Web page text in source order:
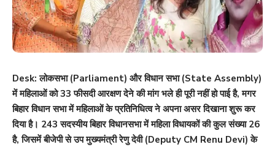
Desk: लोकसभा (Parliament) और विधान सभा (State Assembly)
में महिलाओं को 33 फीसदी आरक्षण देने की मांग भले ही पूरी नहीं हो पाई है, मगर
बिहार विधान सभा में महिलाओं के प्रतिनिधित्‍व ने अपना असर दिखाना शुरू कर
दिया है। 243 सदस्यीय बिहार विधानसभा में महिला विधायकों की कुल संख्या 26
है, जिसमें बीजेपी से उप मुख्‍यमंत्री रेणु देवी (Deputy CM Renu Devi) के